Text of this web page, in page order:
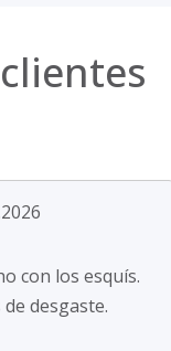
con los esquís.
desgaste.